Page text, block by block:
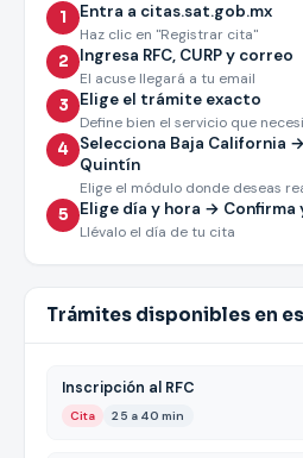
1 Entra a citas.sat.gob.mx
Haz clic en "Registrar cita"
2 Ingresa RFC, CURP y correo
El acuse llegará a tu email
3 Elige el trámite exacto
Define bien el servicio que
4 Selecciona Baja California
Quintín
Elige el módulo donde deseas
5 Elige día y hora → Confirma
Llévalo el día de tu cita
Trámites disponibles en
Inscripción al RFC
Cita 25 a 40 min